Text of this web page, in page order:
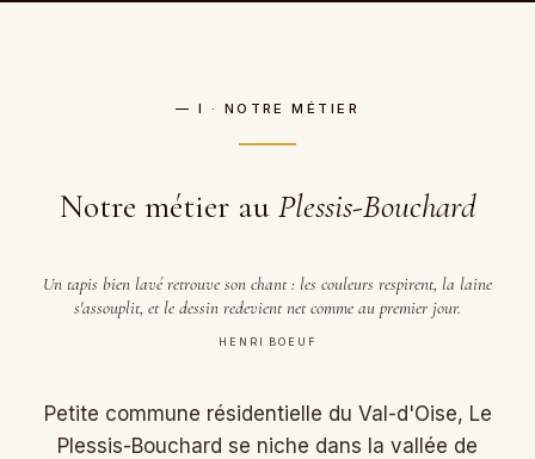
— I · NOTRE MÉTIER
Notre métier au Plessis-Bouchard
Un tapis bien lavé retrouve son chant : les couleurs respirent, la laine
s'assouplit, et le dessin redevient net comme au premier jour.
HENRI BOEUF
Petite commune résidentielle du Val-d'Oise, Le
Plessis-Bouchard se niche dans la vallée de